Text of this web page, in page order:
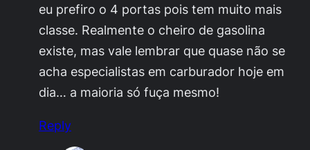
eu prefiro o 4 portas pois tem muito mais
classe. Realmente o cheiro de gasolina
existe, mas vale lembrar que quase não se
acha especialistas em carburador hoje em
dia… a maioria só fuça mesmo!
Reply